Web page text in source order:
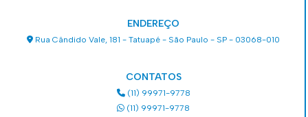
ENDEREÇO
Rua Cândido Vale, 181 - Tatuapé - São Paulo - SP - 03068-010
CONTATOS
(11) 99971-9778
(11) 99971-9778